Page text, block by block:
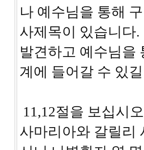
나 예수님을 통해
사제목이 있습니다
발견하고 예수님을
계에 들어갈 수 있
11,12절을 보십시
사마리아와 갈릴리